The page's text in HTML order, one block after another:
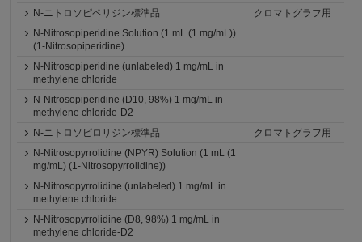
N-ニトロソピペリジン標準品
クロマトグラフ用
N-Nitrosopiperidine Solution (1 mL (1 mg/mL))
(1-Nitrosopiperidine)
N-Nitrosopiperidine (unlabeled) 1 mg/mL in
methylene chloride
N-Nitrosopiperidine (D10, 98%) 1 mg/mL in
methylene chloride-D2
N-ニトロソピロリジン標準品
クロマトグラフ用
N-Nitrosopyrrolidine (NPYR) Solution (1 mL (1
mg/mL) (1-Nitrosopyrrolidine))
N-Nitrosopyrrolidine (unlabeled) 1 mg/mL in
methylene chloride
N-Nitrosopyrrolidine (D8, 98%) 1 mg/mL in
methylene chloride-D2